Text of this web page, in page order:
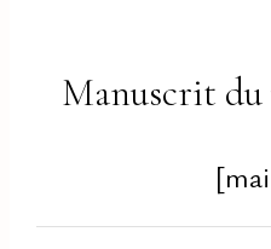
Manuscrit